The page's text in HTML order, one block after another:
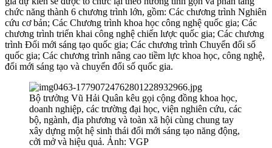
chức năng thành 6 chương trình lớn, gồm: Các chương trình Nghiên
cứu cơ bản; Các Chương trình khoa học công nghệ quốc gia; Các
chương trình triển khai công nghệ chiến lược quốc gia; Các chương
trình Đổi mới sáng tạo quốc gia; Các chương trình Chuyển đổi số
quốc gia; Các chương trình nâng cao tiềm lực khoa học, công nghệ,
đổi mới sáng tạo và chuyển đổi số quốc gia.
Bộ trưởng Vũ Hải Quân kêu gọi cộng đồng khoa học,
doanh nghiệp, các trường đại học, viện nghiên cứu, các
bộ, ngành, địa phương và toàn xã hội cùng chung tay
xây dựng một hệ sinh thái đổi mới sáng tạo năng động,
cởi mở và hiệu quả. Ảnh: VGP